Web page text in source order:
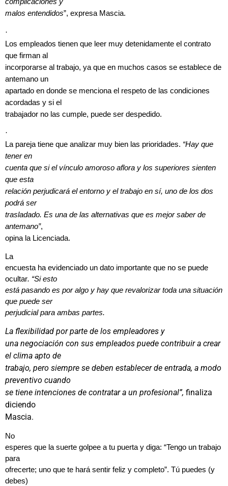
complicaciones y
malos entendidos”, expresa Mascia.
·
Los empleados tienen que leer muy detenidamente el contrato
que firman al
incorporarse al trabajo, ya que en muchos casos se establece de
antemano un
apartado en donde se menciona el respeto de las condiciones
acordadas y si el
trabajador no las cumple, puede ser despedido.
·
La pareja tiene que analizar muy bien las prioridades. “Hay que
tener en
cuenta que si el vínculo amoroso aflora y los superiores sienten
que esta
relación perjudicará el entorno y el trabajo en sí, uno de los dos
podrá ser
trasladado. Es una de las alternativas que es mejor saber de
antemano”,
opina la Licenciada.
La
encuesta ha evidenciado un dato importante que no se puede
ocultar. “Si esto
está pasando es por algo y hay que revalorizar toda una situación
que puede ser
perjudicial para ambas partes.
La flexibilidad por parte de los empleadores y
una negociación con sus empleados puede contribuir a crear
el clima apto de
trabajo, pero siempre se deben establecer de entrada, a modo
preventivo cuando
se tiene intenciones de contratar a un profesional”, finaliza
diciendo
Mascia.
No
esperes que la suerte golpee a tu puerta y diga: “Tengo un trabajo
para
ofrecerte; uno que te hará sentir feliz y completo”. Tú puedes (y
debes)